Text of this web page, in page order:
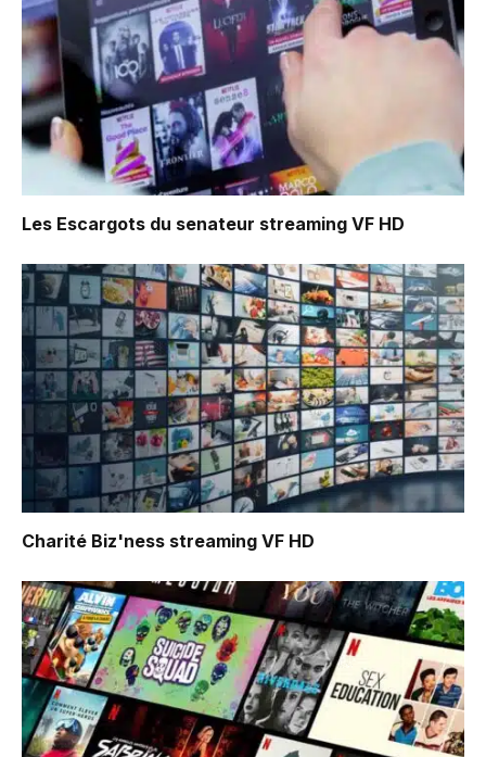
Les Escargots du senateur streaming VF HD
Charité Biz'ness streaming VF HD